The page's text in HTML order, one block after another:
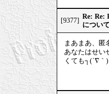
[9377]
Re: Re:
について
まあまあ、匿
あなたはせい
くても┐(´∇｀